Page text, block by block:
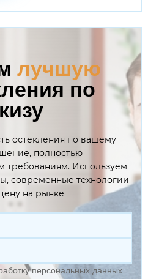
лучшую
по
остекления по вашему
полностью
требованиям. Используем
современные технологии
на рынке
персональных данных